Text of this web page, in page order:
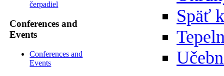
čerpadiel
Conferences and
Events
Conferences and
Events
Späť